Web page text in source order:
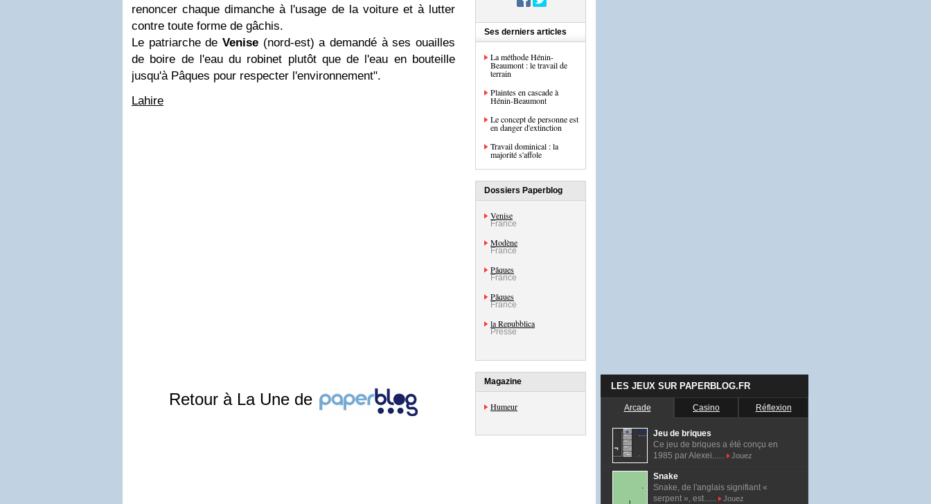
renoncer chaque dimanche à l'usage de la voiture et à lutter
contre toute forme de gâchis.
Le patriarche de Venise (nord-est) a demandé à ses ouailles
de boire de l'eau du robinet plutôt que de l'eau en bouteille
jusqu'à Pâques pour respecter l'environnement".
Lahire
Retour à La Une de
Ses derniers articles
La méthode Hénin-
Beaumont : le travail de
terrain
Plaintes en cascade à
Hénin-Beaumont
Le concept de personne est
en danger d'extinction
Travail dominical : la
majorité s'affole
Dossiers Paperblog
Venise
France
Modène
France
Pâques
France
Pâques
France
la Repubblica
Presse
Magazine
Humeur
LES JEUX SUR PAPERBLOG.FR
Arcade Casino Réflexion
Jeu de briques
Ce jeu de briques a été conçu en
1985 par Alexei......
Jouez
Snake
Snake, de l'anglais signifiant «
serpent », est......
Jouez